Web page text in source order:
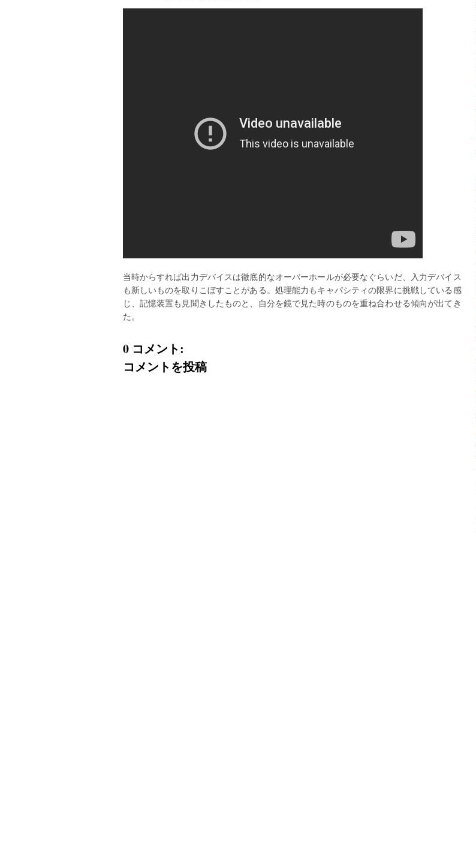
当時からすれば出力デバイスは徹底的なオーバーホールが必要なぐらいだ、入力デバイス
も新しいものを取りこぼすことがある。処理能力もキャパシティの限界に挑戦している感
じ、記憶装置も見聞きしたものと、自分を鏡で見た時のものを重ね合わせる傾向が出てき
た。
0 コメント:
コメントを投稿